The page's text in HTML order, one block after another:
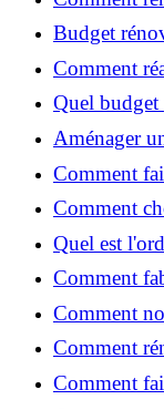
ruiner ?
Budget
astuces
Comment
maison
Quel budget
2026 ?
Aménager
de place
Comment
fait maison ?
Comment
travaux de
Quel est
rénovation ?
Comment
naturel pour
Comment
?
Comment
: techniques,
Comment